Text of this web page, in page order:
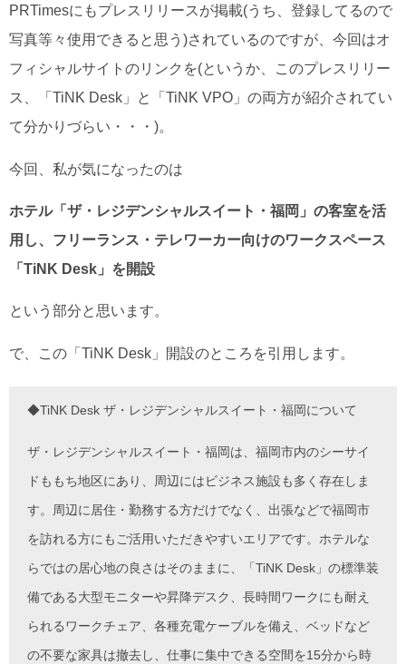
PRTimesにもプレスリリースが掲載(うち、登録してるので
写真等々使用できると思う)されているのですが、今回はオ
フィシャルサイトのリンクを(というか、このプレスリリー
ス、「TiNK Desk」と「TiNK VPO」の両方が紹介されてい
て分かりづらい・・・)。
今回、私が気になったのは
ホテル「ザ・レジデンシャルスイート・福岡」の客室を活
用し、フリーランス・テレワーカー向けのワークスペース
「TiNK Desk」を開設
という部分と思います。
で、この「TiNK Desk」開設のところを引用します。
◆TiNK Desk ザ・レジデンシャルスイート・福岡について
ザ・レジデンシャルスイート・福岡は、福岡市内のシーサイ
ドももち地区にあり、周辺にはビジネス施設も多く存在しま
す。周辺に居住・勤務する方だけでなく、出張などで福岡市
を訪れる方にもご活用いただきやすいエリアです。ホテルな
らではの居心地の良さはそのままに、「TiNK Desk」の標準装
備である大型モニターや昇降デスク、長時間ワークにも耐え
られるワークチェア、各種充電ケーブルを備え、ベッドなど
の不要な家具は撤去し、仕事に集中できる空間を15分から時